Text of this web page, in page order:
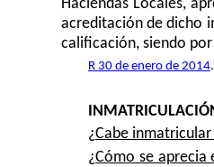
Haciendas Locales,
acreditación de dicho
calificación, siendo
R 30 de enero de 2014
¿Cabe
¿Cómo se aprecia